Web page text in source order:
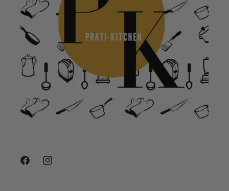
FacebookInstagram